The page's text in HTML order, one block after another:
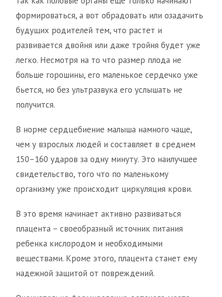
формироваться, а вот обрадовать или озадачить
будущих родителей тем, что растет и
развивается двойня или даже тройня будет уже
легко. Несмотря на то что размер плода не
больше горошины, его маленькое сердечко уже
бьется, но без ультразвука его услышать не
получится.
В норме сердцебиение малыша намного чаще,
чем у взрослых людей и составляет в среднем
150–160 ударов за одну минуту. Это наилучшее
свидетельство, того что по маленькому
организму уже происходит циркуляция крови.
В это время начинает активно развиваться
плацента – своеобразный источник питания
ребенка кислородом и необходимыми
веществами. Кроме этого, плацента станет ему
надежной защитой от повреждений.